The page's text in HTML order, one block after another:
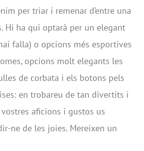
per triar i remenar d’entre una
Hi ha qui optarà per un elegant
falla) o opcions més esportives
opcions molt elegants les
de corbata i els botons pels
en trobareu de tan divertits i
aficions i gustos us
ne de les joies. Mereixen un